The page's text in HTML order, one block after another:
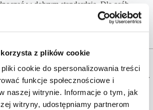
z plików cookie
cookie do spersonalizowania treści
funkcje społecznościowe i
naszej witrynie. Informacje o tym, jak
witryny, udostępniamy partnerom
w dobrym standardzie. Dla osób
komfortu –
Best Western Plus Larco Hotel
i nowoczesnymi pokojami, ok. 750 m od
przy założeniu 2 osób podróżujących.
wyżywienia, transfery możemy dowolnie
dopasować ofertę do Twoich preferencji.
za pozostałe elementy podróży możesz
do kilku dni przed wylotem!